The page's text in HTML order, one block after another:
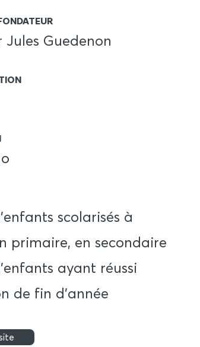
Jules Guedenon
scolarisés à
primaire, en secondaire
ayant réussi
de fin d'année